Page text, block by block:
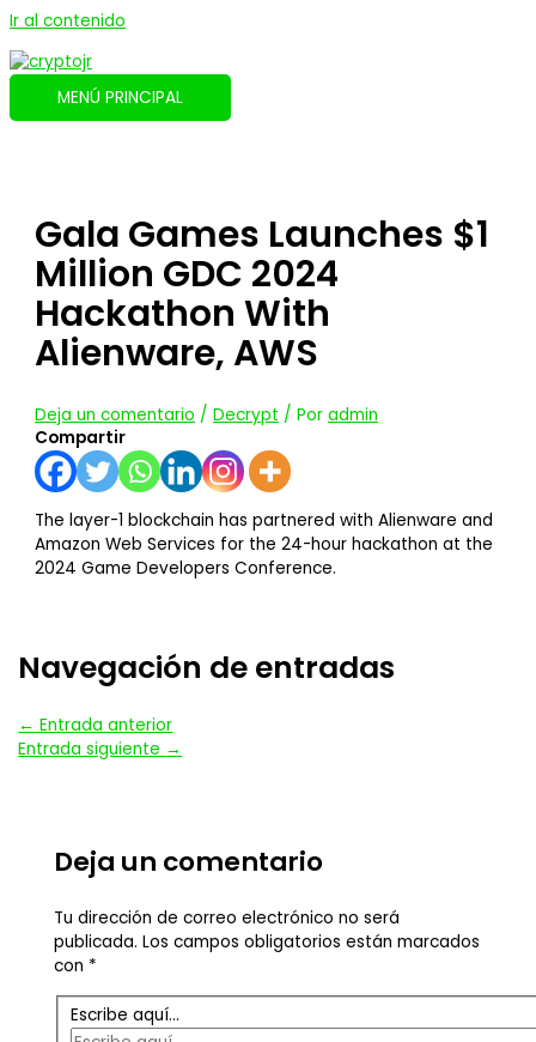
Ir al contenido
MENÚ PRINCIPAL
Gala Games Launches $1
Million GDC 2024
Hackathon With
Alienware, AWS
Deja un comentario /Decrypt / Poradmin
Compartir
The layer-1 blockchain has partnered with Alienware and
Amazon Web Services for the 24-hour hackathon at the
2024 Game Developers Conference.
Navegación de entradas
← Entrada anterior
Entrada siguiente →
Deja un comentario
Tu dirección de correo electrónico no será
publicada. Los campos obligatorios están marcados
con *
Escribe aquí...